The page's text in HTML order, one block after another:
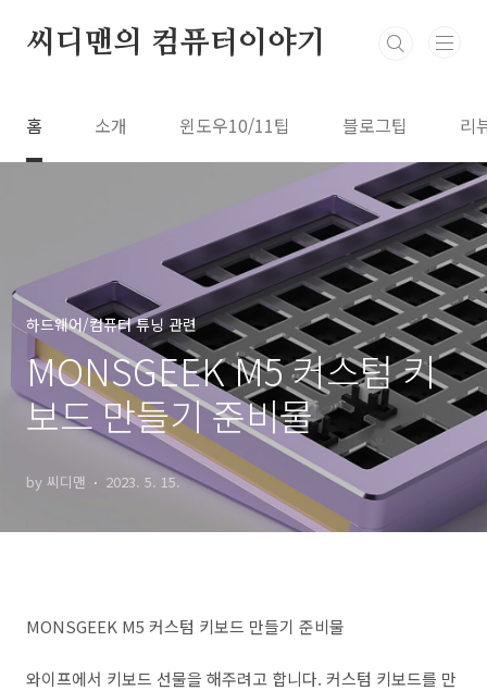
씨디맨의 컴퓨터이야기
홈 소개 윈도우10/11팁 블로그팁 리
하드웨어/컴퓨터 튜닝 관련
MONSGEEK M5 커스텀 키
보드 만들기 준비물
by 씨디맨 2023. 5. 15.
MONSGEEK M5 커스텀 키보드 만들기 준비물
와이프에서 키보드 선물을 해주려고 합니다. 커스텀 키보드를 만